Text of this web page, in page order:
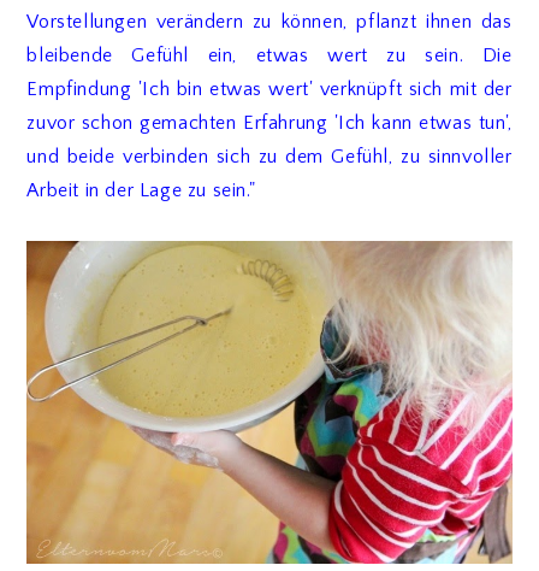
Vorstellungen verändern zu können, pflanzt ihnen das
bleibende Gefühl ein, etwas wert zu sein. Die
Empfindung 'Ich bin etwas wert' verknüpft sich mit der
zuvor schon gemachten Erfahrung 'Ich kann etwas tun',
und beide verbinden sich zu dem Gefühl, zu sinnvoller
Arbeit in der Lage zu sein."